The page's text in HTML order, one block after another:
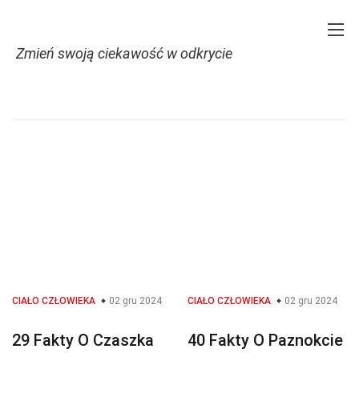
Zmień swoją ciekawość w odkrycie
Home Natura Ciało człowieka
CIAŁO CZŁOWIEKA 02 gru 2024
29 Fakty O Czaszka
CIAŁO CZŁOWIEKA 02 gru 2024
40 Fakty O Paznokcie